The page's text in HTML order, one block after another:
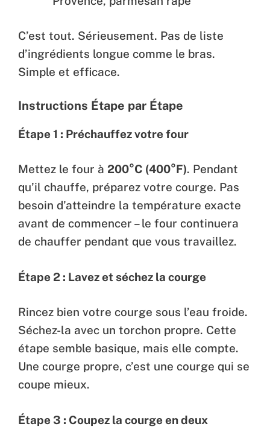
C’est tout. Sérieusement. Pas de liste
d’ingrédients longue comme le bras.
Simple et efficace.
Instructions Étape par Étape
Étape 1 : Préchauffez votre four
Mettez le four à 200°C (400°F). Pendant
qu’il chauffe, préparez votre courge. Pas
besoin d’atteindre la température exacte
avant de commencer – le four continuera
de chauffer pendant que vous travaillez.
Étape 2 : Lavez et séchez la courge
Rincez bien votre courge sous l’eau froide.
Séchez-la avec un torchon propre. Cette
étape semble basique, mais elle compte.
Une courge propre, c’est une courge qui se
coupe mieux.
Étape 3 : Coupez la courge en deux